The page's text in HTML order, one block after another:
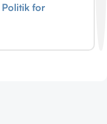
Politik for